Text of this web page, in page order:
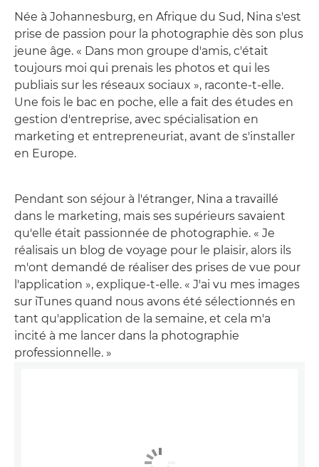
Née à Johannesburg, en Afrique du Sud, Nina s'est
prise de passion pour la photographie dès son plus
jeune âge. « Dans mon groupe d'amis, c'était
toujours moi qui prenais les photos et qui les
publiais sur les réseaux sociaux », raconte-t-elle.
Une fois le bac en poche, elle a fait des études en
gestion d'entreprise, avec spécialisation en
marketing et entrepreneuriat, avant de s'installer
en Europe.
Pendant son séjour à l'étranger, Nina a travaillé
dans le marketing, mais ses supérieurs savaient
qu'elle était passionnée de photographie. « Je
réalisais un blog de voyage pour le plaisir, alors ils
m'ont demandé de réaliser des prises de vue pour
l'application », explique-t-elle. « J'ai vu mes images
sur iTunes quand nous avons été sélectionnés en
tant qu'application de la semaine, et cela m'a
incité à me lancer dans la photographie
professionnelle. »